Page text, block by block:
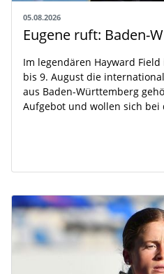
05.08.2026
Im legendären Hayward
bis 9. August die
aus Baden-Württemberg
Aufgebot und wollen sich bei